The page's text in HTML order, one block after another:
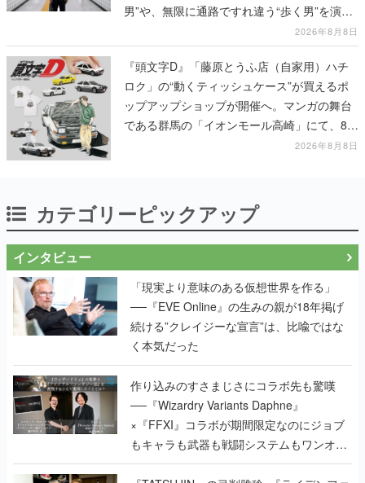
男”や、無限に通路ですれ違う“歩く男”を演じ
2026年8月8日
『頭文字D』「藤原とうふ店（自家用）ハチ
ロク」の“動くティッシュケース”が買えるポ
ップアップショップが開催へ。マンガの舞台
である群馬の「イオンモール高崎」にて、8月
11日から8月20日までの期間限定で開催予定
2026年8月8日
カテゴリーピックアップ
インタビュー
「現実より意味のある仮想世界を作る」
──『EVE Online』の生みの親が18年掲げ
続ける”クレイジーな宣言”は、比喩ではな
く本気だった
作り込みのすさまじさにコラボ先も驚嘆
──『Wizardry Variants Daphne』
×『FFXI』コラボが期間限定なのにジョブ
もキャラも武器も戦闘システムもワンオフ
で作り込まれた理由を両ディレクターに聞